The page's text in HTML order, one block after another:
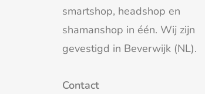
smartshop, headshop en
shamanshop in één. Wij zijn
gevestigd in Beverwijk (NL).
Contact